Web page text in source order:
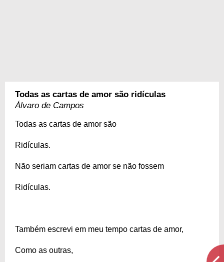
Todas as cartas de amor são ridículas
Álvaro de Campos
Todas as cartas de amor são
Ridículas.
Não seriam cartas de amor se não fossem
Ridículas.
Também escrevi em meu tempo cartas de amor,
Como as outras,